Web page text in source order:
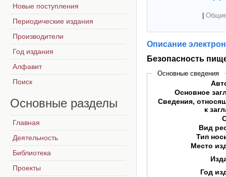
Описание
Безопасность
Основные сведения
Основное
Сведения,
к
Вид
Тип
Место
Год
Новые поступления
Периодические издания
Производители
Год издания
Алфавит
Поиск
Основные разделы
Главная
Деятельность
Библиотека
Проекты